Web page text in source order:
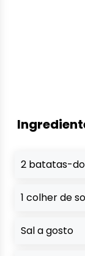
2 batatas-
1 colher de
Sal a gosto